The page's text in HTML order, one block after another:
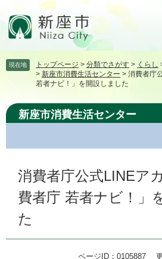
頭飛
て
現在地 トップページ > 分類でさがす > くらし
> 新座市消費生活センター > 消費者庁
若者ナビ！」を開設しました
新座市消費生活センター
消費者庁公式LINEア
費者庁 若者ナビ！」
た
ページID：0105887